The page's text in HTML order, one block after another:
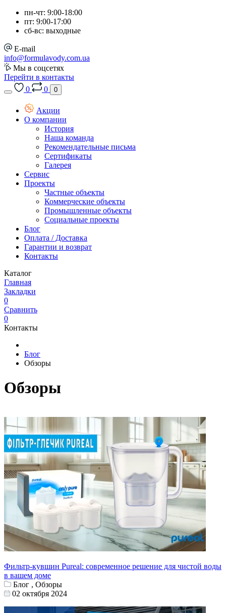
пн-чт: 9:00-18:00
пт: 9:00-17:00
сб-вс: выходные
E-mail
info@formulavody.com.ua
Мы в соцсетях
Перейти в контакты
0
0 0
Акции
О компании
История
Наша команда
Рекомендательные письма
Сертификаты
Галерея
Сервис
Проекты
Частные объекты
Коммерческие объекты
Промышленные объекты
Социальные проекты
Блог
Оплата / Доставка
Гарантии и возврат
Контакты
Каталог
Главная
Закладки
0
Сравнить
0
Контакты
Блог
Обзоры
Обзоры
Фильтр-кувшин Pureal: современное решение для чистой воды
в вашем доме
Блог , Обзоры
02 октября 2024